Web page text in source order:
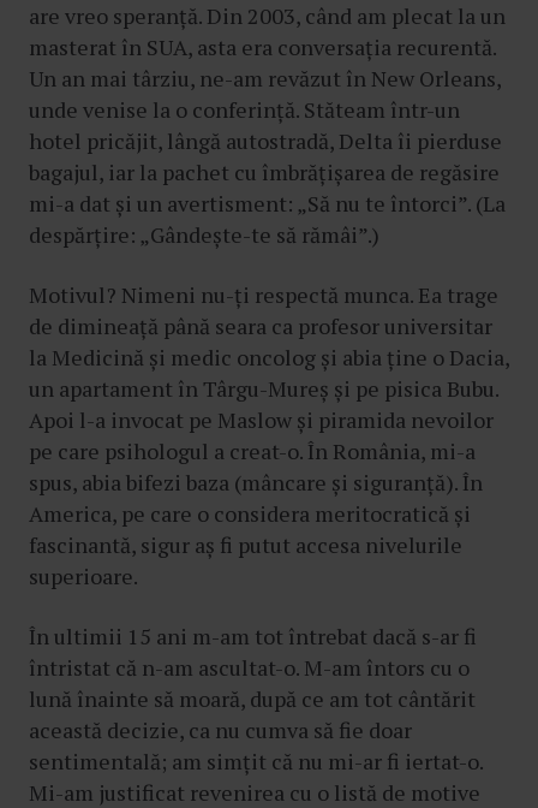
are vreo speranță. Din 2003, când am plecat la un
masterat în SUA, asta era conversația recurentă.
Un an mai târziu, ne-am revăzut în New Orleans,
unde venise la o conferință. Stăteam într-un
hotel pricăjit, lângă autostradă, Delta îi pierduse
bagajul, iar la pachet cu îmbrățișarea de regăsire
mi-a dat și un avertisment: „Să nu te întorci”. (La
despărțire: „Gândește-te să rămâi”.)
Motivul? Nimeni nu-ți respectă munca. Ea trage
de dimineață până seara ca profesor universitar
la Medicină și medic oncolog și abia ține o Dacia,
un apartament în Târgu-Mureș și pe pisica Bubu.
Apoi l-a invocat pe Maslow și piramida nevoilor
pe care psihologul a creat-o. În România, mi-a
spus, abia bifezi baza (mâncare și siguranță). În
America, pe care o considera meritocratică și
fascinantă, sigur aș fi putut accesa nivelurile
superioare.
În ultimii 15 ani m-am tot întrebat dacă s-ar fi
întristat că n-am ascultat-o. M-am întors cu o
lună înainte să moară, după ce am tot cântărit
această decizie, ca nu cumva să fie doar
sentimentală; am simțit că nu mi-ar fi iertat-o.
Mi-am justificat revenirea cu o listă de motive